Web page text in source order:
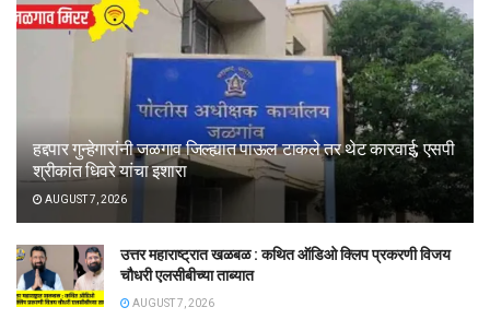
हद्दपार गुन्हेगारांनी जळगाव जिल्ह्यात पाऊल टाकले तर थेट कारवाई; एसपी
श्रीकांत धिवरे यांचा इशारा
AUGUST 7, 2026
उत्तर महाराष्ट्रात खळबळ : कथित ऑडिओ क्लिप प्रकरणी विजय
चौधरी एलसीबीच्या ताब्यात
AUGUST 7, 2026